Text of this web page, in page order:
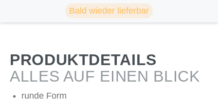
Bald wieder lieferbar
PRODUKTDETAILS
ALLES AUF EINEN BLICK
runde Form